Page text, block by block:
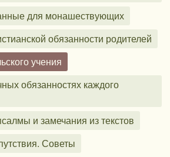
для монашествующих
обязанности родителей
учения
обязанностях каждого
и замечания из текстов
Советы